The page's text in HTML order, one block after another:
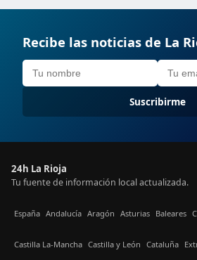
Recibe las noticias de La
Suscribirme
24h La Rioja
Tu fuente de información local actualizada.
España Andalucía Aragón Asturias Baleares
Castilla La-Mancha Castilla y León Cataluña